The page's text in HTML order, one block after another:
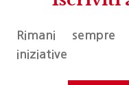
Rimani
iniziative